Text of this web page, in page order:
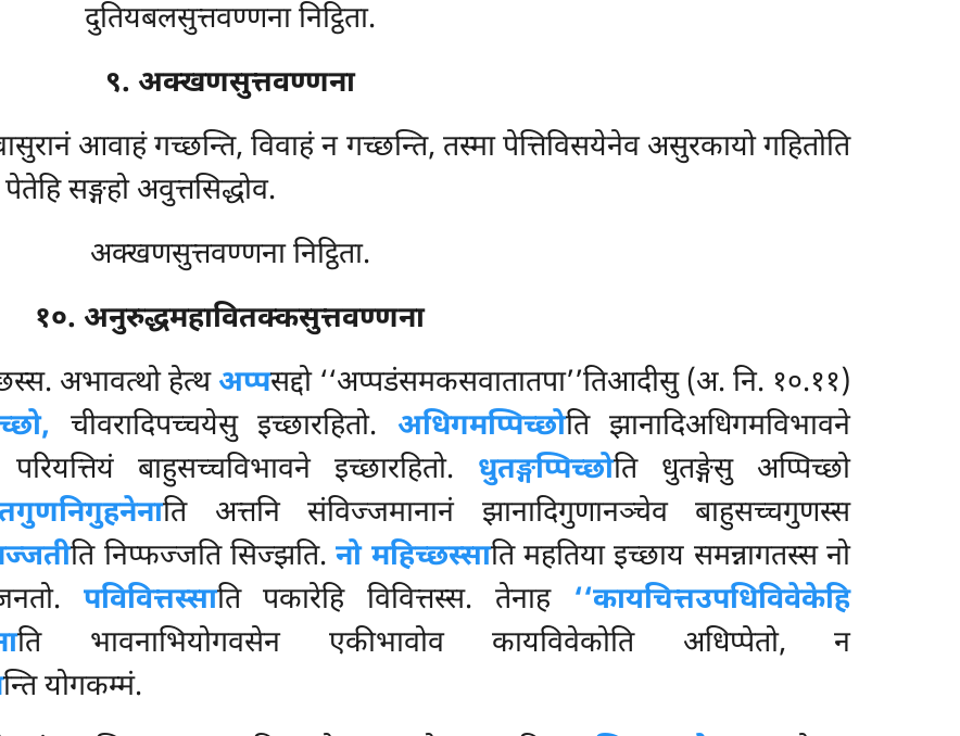
दुतियबलसुत्तवण्णना निट्ठिता.
९. अक्खणसुत्तवण्णना
आवाहं गच्छन्ति, विवाहं न गच्छन्ति, तस्मा पेत्तिविसयेनेव असुरकायो गहितोति
सङ्गहो अवुत्तसिद्धोव.
अक्खणसुत्तवण्णना निट्ठिता.
१०. अनुरुद्धमहावितक्कसुत्तवण्णना
अभावत्थो हेत्थ अप्पसद्दो ‘‘अप्पडंसमकसवातातपा’’तिआदीसु (अ. नि. १०.११)
चीवरादिपच्चयेसु इच्छारहितो. अधिगमप्पिच्छोति झानादिअधिगमविभावने
बाहुसच्चविभावने इच्छारहितो. धुतङ्गप्पिच्छोति धुतङ्गेसु अप्पिच्छो
ति अत्तनि संविज्जमानानं झानादिगुणानञ्चेव बाहुसच्चगुणस्स
ति निप्फज्जति सिज्झति.नो महिच्छस्साति महतिया इच्छाय समन्नागतस्स नो
पविवित्तस्साति पकारेहि विवित्तस्स. तेनाह ‘‘कायचित्तउपधिविवेकेहि
ति भावनाभियोगवसेन एकीभावोव कायविवेकोति अधिप्पेतो, न
न्ति योगकम्मं.